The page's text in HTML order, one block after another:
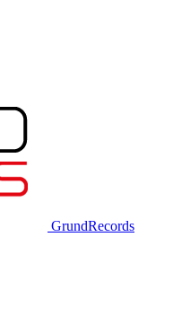
GrundRecords